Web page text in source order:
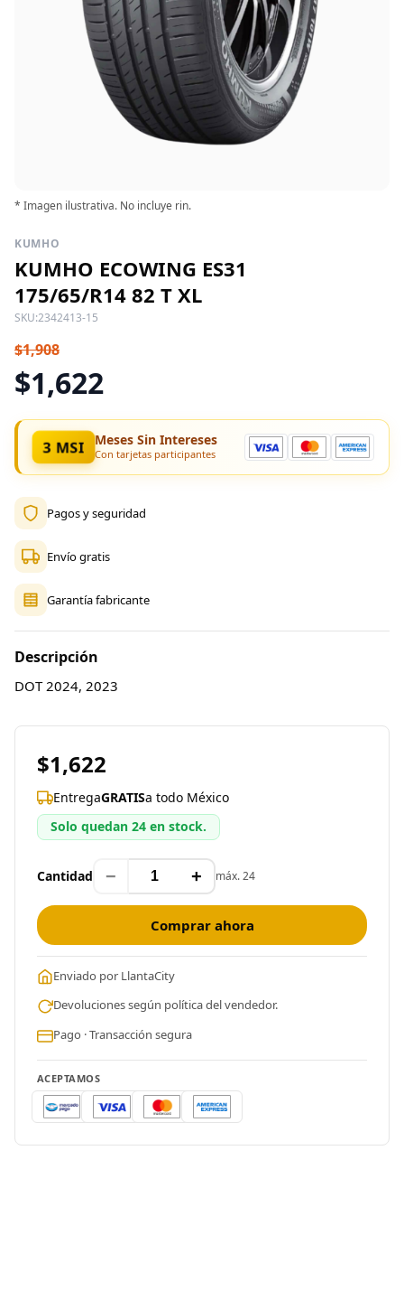
* Imagen ilustrativa. No incluye rin.
KUMHO
KUMHO ECOWING ES31
175/65/R14 82 T XL
SKU:2342413-15
$1,908
$1,622
3 MSI Meses Sin Intereses
Con tarjetas participantes
Pagos y seguridad
Envío gratis
Garantía fabricante
Descripción
DOT 2024, 2023
$1,622
EntregaGRATISa todo México
Solo quedan 24 en stock.
Cantidad − + máx. 24
Comprar ahora
Enviado por LlantaCity
Devoluciones según política del vendedor.
Pago · Transacción segura
ACEPTAMOS